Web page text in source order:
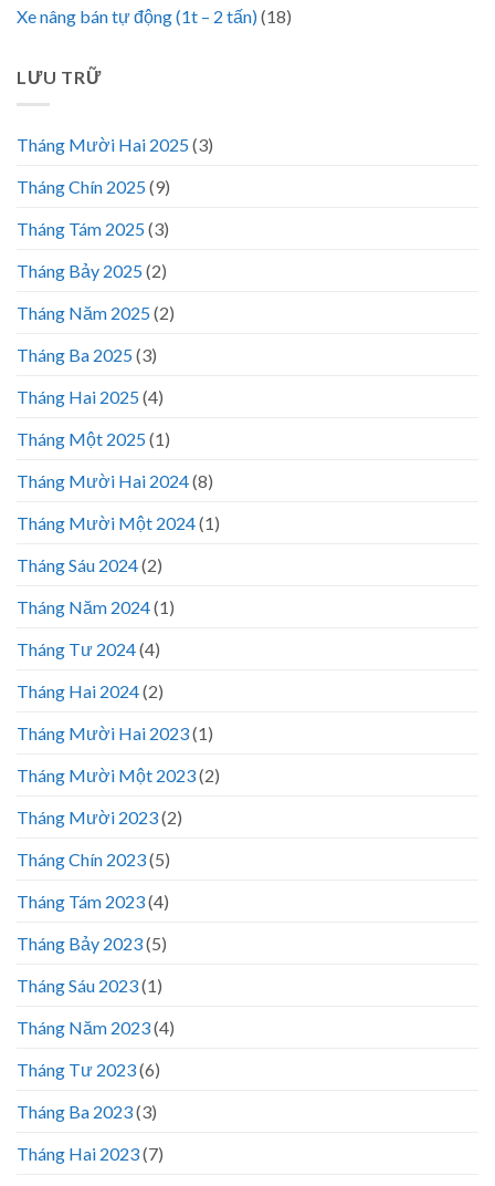
Xe nâng bán tự động (1t – 2 tấn)(18)
LƯU TRỮ
Tháng Mười Hai 2025(3)
Tháng Chín 2025(9)
Tháng Tám 2025(3)
Tháng Bảy 2025(2)
Tháng Năm 2025(2)
Tháng Ba 2025(3)
Tháng Hai 2025(4)
Tháng Một 2025(1)
Tháng Mười Hai 2024(8)
Tháng Mười Một 2024(1)
Tháng Sáu 2024(2)
Tháng Năm 2024(1)
Tháng Tư 2024(4)
Tháng Hai 2024(2)
Tháng Mười Hai 2023(1)
Tháng Mười Một 2023(2)
Tháng Mười 2023(2)
Tháng Chín 2023(5)
Tháng Tám 2023(4)
Tháng Bảy 2023(5)
Tháng Sáu 2023(1)
Tháng Năm 2023(4)
Tháng Tư 2023(6)
Tháng Ba 2023(3)
Tháng Hai 2023(7)